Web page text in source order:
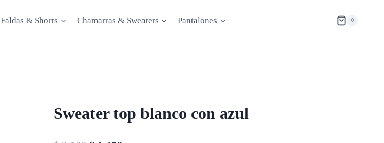
Faldas & Shorts Chamarras & Sweaters Pantalones 0
Sweater top blanco con azul